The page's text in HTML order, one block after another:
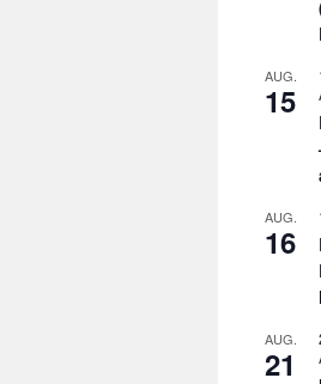
AUG.
15
AUG.
16
AUG.
21